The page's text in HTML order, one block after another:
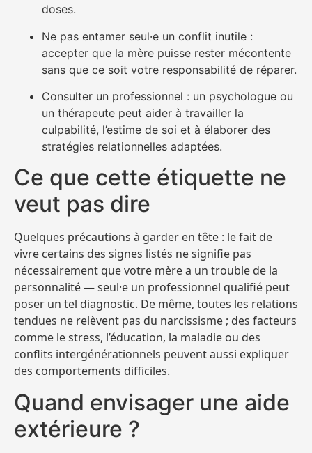
doses.
Ne pas entamer seul·e un conflit inutile :
accepter que la mère puisse rester mécontente
sans que ce soit votre responsabilité de réparer.
Consulter un professionnel : un psychologue ou
un thérapeute peut aider à travailler la
culpabilité, l’estime de soi et à élaborer des
stratégies relationnelles adaptées.
Ce que cette étiquette ne
veut pas dire
Quelques précautions à garder en tête : le fait de
vivre certains des signes listés ne signifie pas
nécessairement que votre mère a un trouble de la
personnalité — seul·e un professionnel qualifié peut
poser un tel diagnostic. De même, toutes les relations
tendues ne relèvent pas du narcissisme ; des facteurs
comme le stress, l’édu­cation, la maladie ou des
conflits intergénérationnels peuvent aussi expliquer
des comportements difficiles.
Quand envisager une aide
extérieure ?